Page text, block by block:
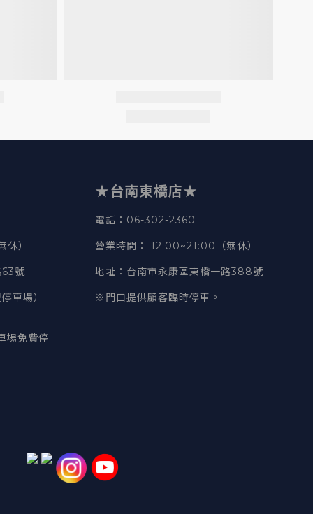
）
63號
車場）
場免費停
★台南東橋店★
電話 ：06-302-2360
營業時間 ： 12:00~21:00（無休）
地址 ：台南市永康區東橋一路388號
※門口提供顧客臨時停車。